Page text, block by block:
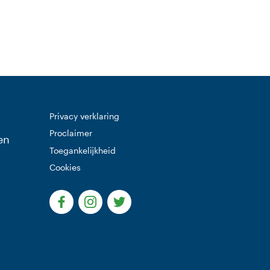
Privacy verklaring
Proclaimer
Toegankelijkheid
Cookies
(Deze link gaat naar een externe website)
(Deze link gaat naar een externe
(Deze link gaat naar een